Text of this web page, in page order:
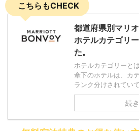
こちらもCHECK
都道府県別マリ
ホテルカテゴリ
た。
ホテルカテゴリーと
傘下のホテルは、カ
ランク分けされてい
続